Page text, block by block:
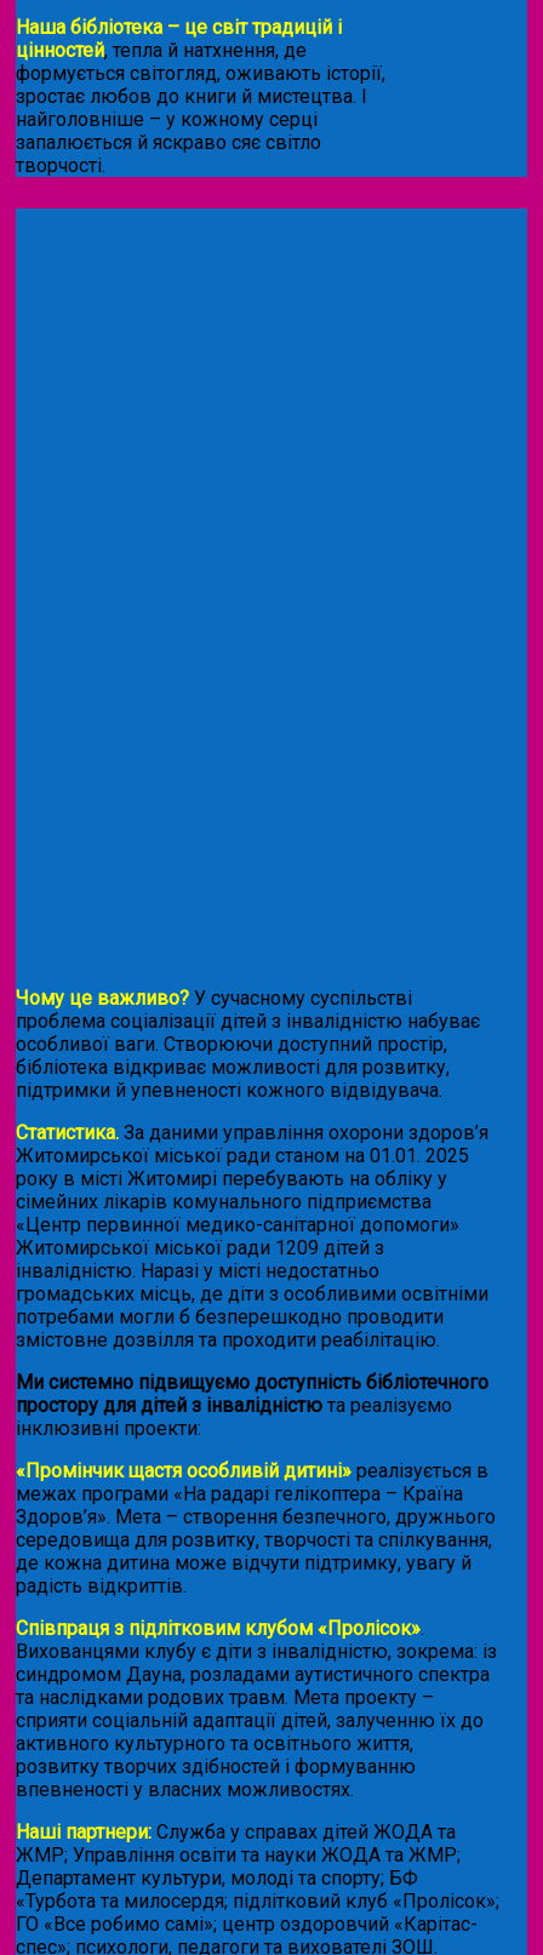
Наша бібліотека – це світ традицій і
цінностей, тепла й натхнення, де
формується світогляд, оживають історії,
зростає любов до книги й мистецтва. І
найголовніше – у кожному серці
запалюється й яскраво сяє світло
творчості.
Чому це важливо? У сучасному суспільстві
проблема соціалізації дітей з інвалідністю набуває
особливої ваги. Створюючи доступний простір,
бібліотека відкриває можливості для розвитку,
підтримки й упевненості кожного відвідувача.
Статистика. За даними управління охорони здоров’я
Житомирської міської ради станом на 01.01. 2025
року в місті Житомирі перебувають на обліку у
сімейних лікарів комунального підприємства
«Центр первинної медико-санітарної допомоги»
Житомирської міської ради 1209 дітей з
інвалідністю. Наразі у місті недостатньо
громадських місць, де діти з особливими освітніми
потребами могли б безперешкодно проводити
змістовне дозвілля та проходити реабілітацію.
Ми системно підвищуємо доступність бібліотечного
простору для дітей з інвалідністю та реалізуємо
інклюзивні проекти:
«Промінчик щастя особливій дитині» реалізується в
межах програми «На радарі гелікоптера – Країна
Здоров’я». Мета – створення безпечного, дружнього
середовища для розвитку, творчості та спілкування,
де кожна дитина може відчути підтримку, увагу й
радість відкриттів.
Співпраця з підлітковим клубом «Пролісок».
Вихованцями клубу є діти з інвалідністю, зокрема: із
синдромом Дауна, розладами аутистичного спектра
та наслідками родових травм. Мета проекту –
сприяти соціальній адаптації дітей, залученню їх до
активного культурного та освітнього життя,
розвитку творчих здібностей і формуванню
впевненості у власних можливостях.
Наші партнери: Служба у справах дітей ЖОДА та
ЖМР; Управління освіти та науки ЖОДА та ЖМР;
Департамент культури, молоді та спорту; БФ
«Турбота та милосердя; підлітковий клуб «Пролісок»;
ГО «Все робимо самі»; центр оздоровчий «Карітас-
спес»; психологи, педагоги та вихователі ЗОШ.